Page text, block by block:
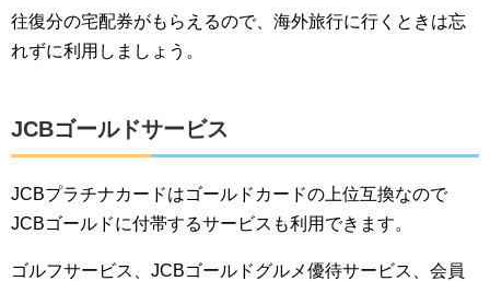
往復分の宅配券がもらえるので、海外旅行に行くときは忘
れずに利用しましょう。
JCBゴールドサービス
JCBプラチナカードはゴールドカードの上位互換なので
JCBゴールドに付帯するサービスも利用できます。
ゴルフサービス、JCBゴールドグルメ優待サービス、会員